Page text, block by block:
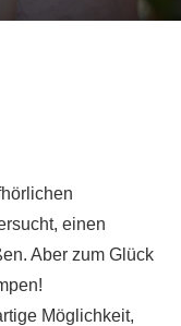
einen
Aber zum Glück
Möglichkeit,